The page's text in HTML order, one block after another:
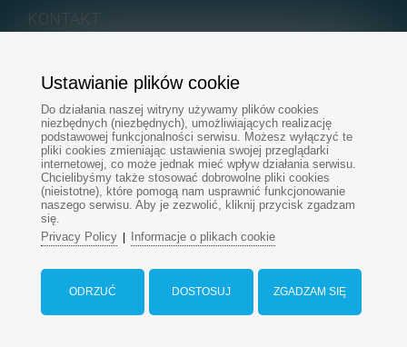
KONTAKT
+421 915 696 394
+421 917 412 193
+421 907 545 479
zamowienia@aquapondpl.pl
© Wszelkie prawa zastrzeżone - www.aquapondpl.pl
Tworzenie e-sklepów
Ustawianie plików cookie
Do działania naszej witryny używamy plików cookies
niezbędnych (niezbędnych), umożliwiających realizację
podstawowej funkcjonalności serwisu. Możesz wyłączyć te
pliki cookies zmieniając ustawienia swojej przeglądarki
internetowej, co może jednak mieć wpływ działania serwisu.
Chcielibyśmy także stosować dobrowolne pliki cookies
(nieistotne), które pomogą nam usprawnić funkcjonowanie
naszego serwisu. Aby je zezwolić, kliknij przycisk zgadzam
się.
Privacy Policy| Informacje o plikach cookie
ZGADZAM SIĘ
DOSTOSUJ
ODRZUĆ